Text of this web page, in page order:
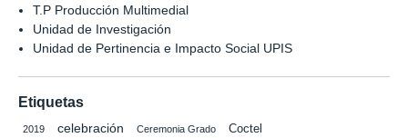
T.P Producción Multimedial
Unidad de Investigación
Unidad de Pertinencia e Impacto Social UPIS
Etiquetas
2019 celebración Ceremonia Grado Coctel